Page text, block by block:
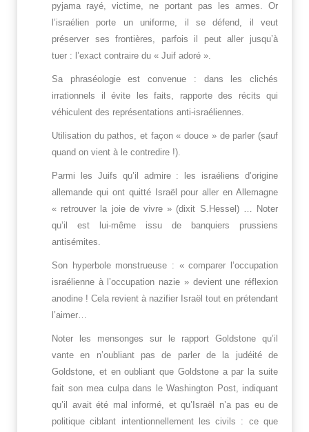
pyjama rayé, victime, ne portant pas les armes. Or
l’israélien porte un uniforme, il se défend, il veut
préserver ses frontières, parfois il peut aller jusqu’à
tuer : l’exact contraire du « Juif adoré ».
Sa phraséologie est convenue : dans les clichés
irrationnels il évite les faits, rapporte des récits qui
véhiculent des représentations anti-israéliennes.
Utilisation du pathos, et façon « douce » de parler (sauf
quand on vient à le contredire !).
Parmi les Juifs qu’il admire : les israéliens d’origine
allemande qui ont quitté Israël pour aller en Allemagne
« retrouver la joie de vivre » (dixit S.Hessel) … Noter
qu’il est lui-même issu de banquiers prussiens
antisémites.
Son hyperbole monstrueuse : « comparer l’occupation
israélienne à l’occupation nazie » devient une réflexion
anodine ! Cela revient à nazifier Israël tout en prétendant
l’aimer…
Noter les mensonges sur le rapport Goldstone qu’il
vante en n’oubliant pas de parler de la judéité de
Goldstone, et en oubliant que Goldstone a par la suite
fait son mea culpa dans le Washington Post, indiquant
qu’il avait été mal informé, et qu’Israël n’a pas eu de
politique ciblant intentionnellement les civils : ce que